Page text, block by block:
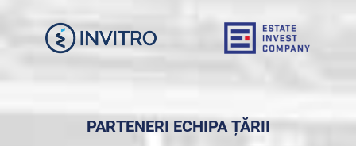
PARTENERI ECHIPA ȚĂRII